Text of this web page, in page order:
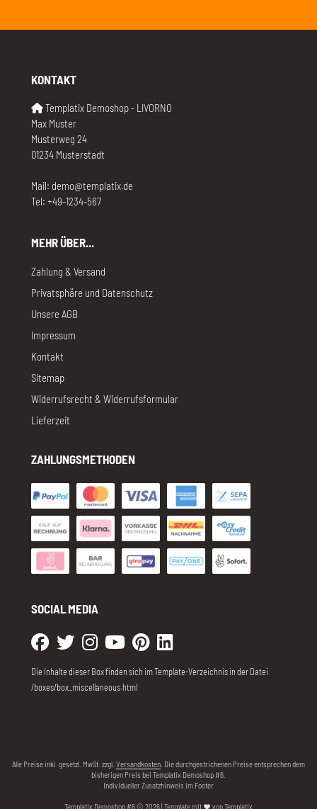
KONTAKT
Templatix Demoshop - LIVORNO
Max Muster
Musterweg 24
01234 Musterstadt
Mail: demo@templatix.de
Tel: +49-1234-567
MEHR ÜBER...
Zahlung & Versand
Privatsphäre und Datenschutz
Unsere AGB
Impressum
Kontakt
Sitemap
Widerrufsrecht & Widerrufsformular
Lieferzeit
ZAHLUNGSMETHODEN
SOCIAL MEDIA
Die Inhalte dieser Box finden sich im Template-Verzeichnis in der Datei
/boxes/box_miscellaneous.html
Alle Preise inkl. gesetzl. MwSt. zzgl. Versandkosten . Die durchgestrichenen Preise entsprechen dem
bisherigen Preis bei Templatix Demoshop #6.
Individueller Zusatzhinweis im Footer
Templatix Demoshop #6 © 2026 | Template mit vonTemplatix